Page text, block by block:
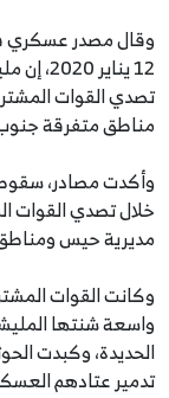
وقال مصدر عسكري
12
تصدي القوات
مناطق متفرقة جنوب
خلال تصدي القوات
مديرية حيس
وكانت القوات
واسعة شنتها
الحديدة، وكبدت
تدمير عتادهم